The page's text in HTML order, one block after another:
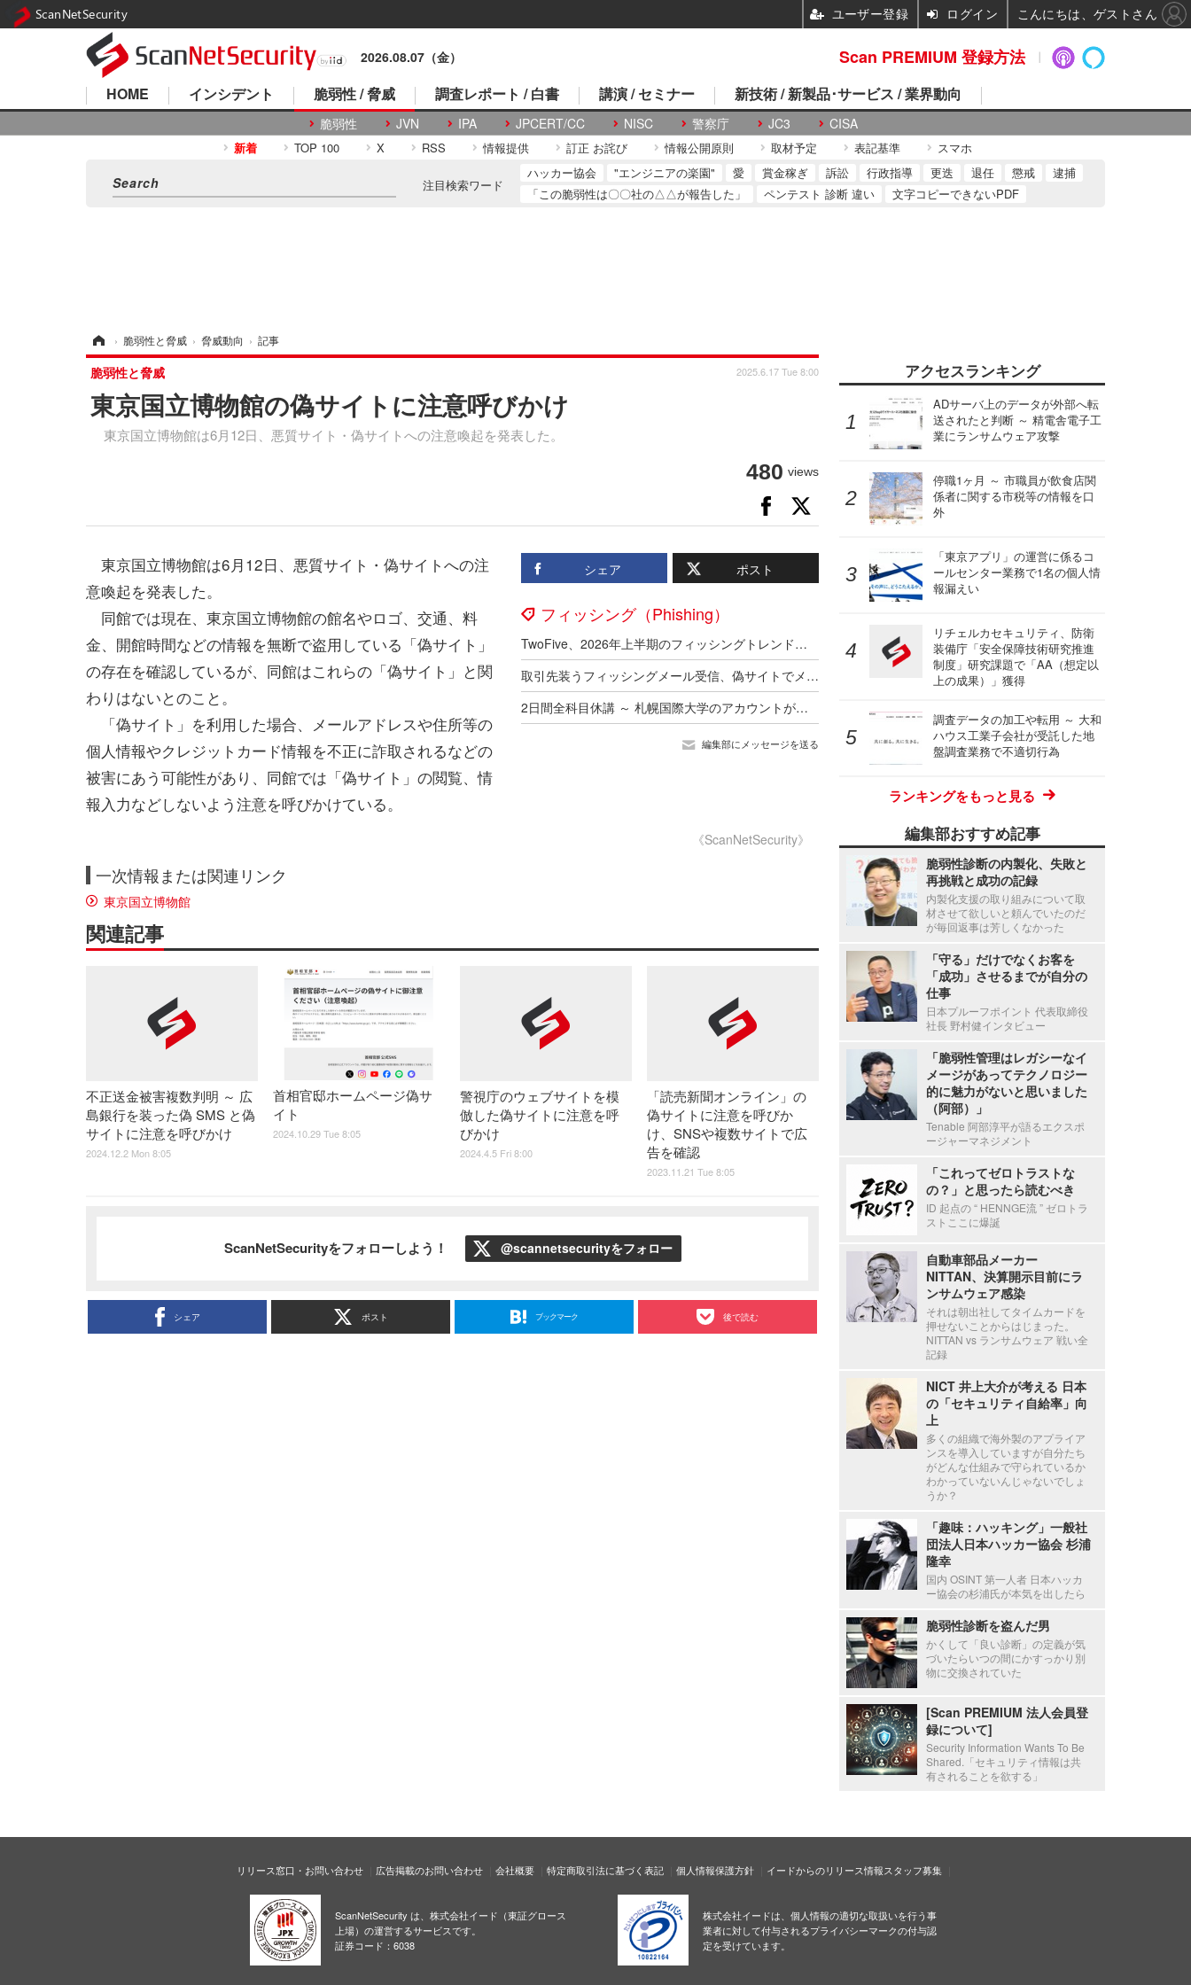
2026.08.07（金）
HOME インシデント 脆弱性 / 脅威
脆弱性 JVN IPA JPCERT/CC NISC 警察庁 JC3 CISA
調査レポート / 白書 講演 / セミナー 新技術 / 新製品･サービス / 業界動向
新着 TOP 100 X RSS 情報提供 訂正 お詫び 情報公開原則 取材予定 表記基準 スマホ
注目検索ワード
ハッカー協会 "エンジニアの楽園" 愛 賞金稼ぎ 訴訟 行政指導 更迭 退任 懲戒
逮捕
「この脆弱性は〇〇社の△△が報告した」
ペンテスト 診断 違い 文字コピーできないPDF
› 脆弱性と脅威 › 脅威動向 › 記事
東京国立博物館の偽サイトに注意呼びかけ
東京国立博物館は6月12日、悪質サイト・偽サイトへの注意喚起を発表した。
脆弱性と脅威 2025.6.17 Tue 8:00
480 views
シェア ポスト
フィッシング（Phishing）
TwoFive、2026年上半期のフィッシングトレンドを公開 ～ Azure の悪用拡大
取引先装うフィッシングメール受信、偽サイトでメールアカウントの認証情報入力
2日間全科目休講 ～ 札幌国際大学のアカウントがフィッシングメール被害
編集部にメッセージを送る
東京国立博物館は6月12日、悪質サイト・偽サイトへの注
意喚起を発表した。
同館では現在、東京国立博物館の館名やロゴ、交通、料
金、開館時間などの情報を無断で盗用している「偽サイト」
の存在を確認しているが、同館はこれらの「偽サイト」と関
わりはないとのこと。
「偽サイト」を利用した場合、メールアドレスや住所等の
個人情報やクレジットカード情報を不正に詐取されるなどの
被害にあう可能性があり、同館では「偽サイト」の閲覧、情
報入力などしないよう注意を呼びかけている。
《ScanNetSecurity》
一次情報または関連リンク
東京国立博物館
関連記事
不正送金被害複数判明 ～ 広
島銀行を装った偽 SMS と偽
サイトに注意を呼びかけ
2024.12.2 Mon 8:05
首相官邸ホームページ偽サ
イト
2024.10.29 Tue 8:05
警視庁のウェブサイトを模
倣した偽サイトに注意を呼
びかけ
2024.4.5 Fri 8:00
「読売新聞オンライン」の
偽サイトに注意を呼びか
け、SNSや複数サイトで広
告を確認
2023.11.21 Tue 8:05
ScanNetSecurityをフォローしよう！ @scannetsecurityをフォロー
シェア ポスト ブックマーク 後で読む
アクセスランキング
ADサーバ上のデータが外部へ転
送されたと判断 ～ 精電舎電子工
業にランサムウェア攻撃
停職1ヶ月 ～ 市職員が飲食店関
係者に関する市税等の情報を口
外
「東京アプリ」の運営に係るコ
ールセンター業務で1名の個人情
報漏えい
リチェルカセキュリティ、防衛
装備庁「安全保障技術研究推進
制度」研究課題で「AA（想定以
上の成果）」獲得
調査データの加工や転用 ～ 大和
ハウス工業子会社が受託した地
盤調査業務で不適切行為
ランキングをもっと見る
編集部おすすめ記事
脆弱性診断の内製化、失敗と
再挑戦と成功の記録
内製化支援の取り組みについて取
材させて欲しいと頼んでいたのだ
が毎回返事は芳しくなかった
「守る」だけでなくお客を
「成功」させるまでが自分の
仕事
日本プルーフポイント 代表取締役
社長 野村健インタビュー
「脆弱性管理はレガシーなイ
メージがあってテクノロジー
的に魅力がないと思いました
（阿部）」
Tenable 阿部淳平が語るエクスポ
ージャーマネジメント
「これってゼロトラストな
の？」と思ったら読むべき
ID 起点の “ HENNGE流 ” ゼロトラ
ストここに爆誕
自動車部品メーカー
NITTAN、決算開示目前にラ
ンサムウェア感染
それは朝出社してタイムカードを
押せないことからはじまった。
NITTAN vs ランサムウェア 戦い全
記録
NICT 井上大介が考える 日本
の「セキュリティ自給率」向
上
多くの組織で海外製のアプライア
ンスを導入していますが自分たち
がどんな仕組みで守られているか
わかっていないんじゃないでしょ
うか？
「趣味：ハッキング」一般社
団法人日本ハッカー協会 杉浦
隆幸
国内 OSINT 第一人者 日本ハッカ
ー協会の杉浦氏が本気を出したら
脆弱性診断を盗んだ男
かくして「良い診断」の定義が気
づいたらいつの間にかすっかり別
物に交換されていた
[Scan PREMIUM 法人会員登
録について]
Security Information Wants To Be
Shared.「セキュリティ情報は共
有されることを欲する」
リリース窓口・お問い合わせ 広告掲載のお問い合わせ 会社概要 特定商取引法に基づく表記 個人情報保護方針 イードからのリリース情報スタッフ募集
ScanNetSecurity は、株式会社イード（東証グロース
上場）の運営するサービスです。
証券コード：6038
株式会社イードは、個人情報の適切な取扱いを行う事
業者に対して付与されるプライバシーマークの付与認
定を受けています。
Scan PREMIUM 登録方法
ScanNetSecurity ユーザー登録 ログイン こんにちは、ゲストさん